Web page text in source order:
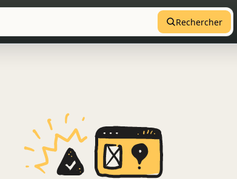
Rechercher